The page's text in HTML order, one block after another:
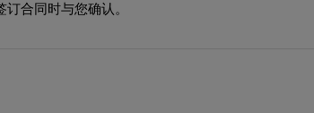
合同时与您确认。